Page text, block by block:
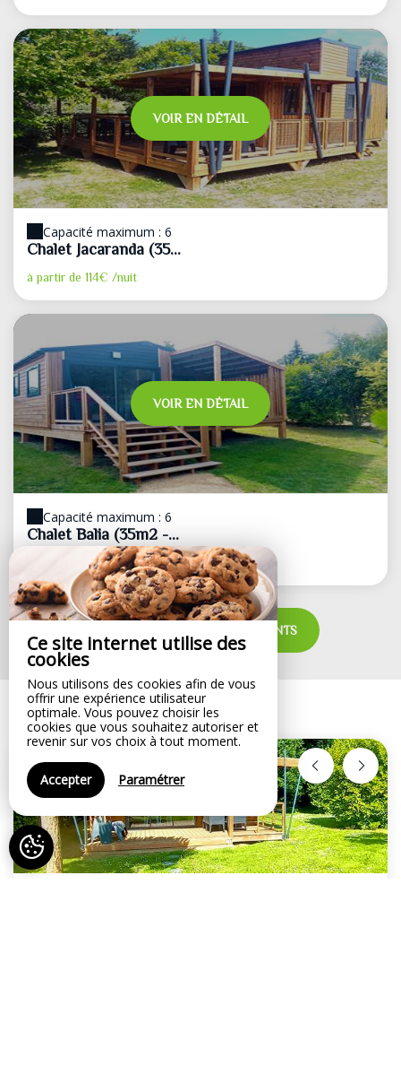
Ce site internet utilise des
cookies
Nous utilisons des cookies afin de vous
offrir une expérience utilisateur
optimale. Vous pouvez choisir les
cookies que vous souhaitez autoriser et
revenir sur vos choix à tout moment.
Accepter Paramétrer
VOIR EN DÉTAIL
Capacité maximum : 6
Chalet Jacaranda (35...
à partir de 114€ /nuit
VOIR EN DÉTAIL
Capacité maximum : 6
Chalet Balia (35m2 -...
98€/nuit
VOIR TOUS LES HÉBERGEMENTS
Offres spéciales